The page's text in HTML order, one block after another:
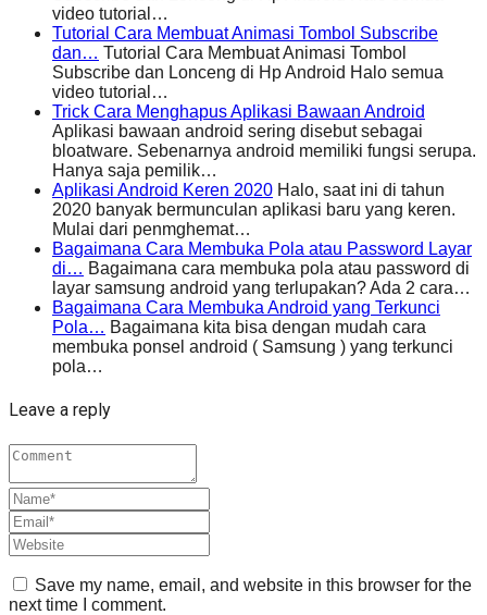
video tutorial…
Tutorial Cara Membuat Animasi Tombol Subscribe
dan… Tutorial Cara Membuat Animasi Tombol
Subscribe dan Lonceng di Hp Android Halo semua
video tutorial…
Trick Cara Menghapus Aplikasi Bawaan Android
Aplikasi bawaan android sering disebut sebagai
bloatware. Sebenarnya android memiliki fungsi serupa.
Hanya saja pemilik…
Aplikasi Android Keren 2020 Halo, saat ini di tahun
2020 banyak bermunculan aplikasi baru yang keren.
Mulai dari penmghemat…
Bagaimana Cara Membuka Pola atau Password Layar
di… Bagaimana cara membuka pola atau password di
layar samsung android yang terlupakan? Ada 2 cara…
Bagaimana Cara Membuka Android yang Terkunci
Pola… Bagaimana kita bisa dengan mudah cara
membuka ponsel android ( Samsung ) yang terkunci
pola…
Leave a reply
Save my name, email, and website in this browser for the
next time I comment.